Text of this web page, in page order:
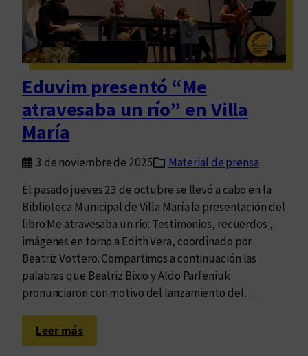
e
d
c
u
a
r
a
i
m
e
n
s
i
ó
n
q
u
Eduvim presentó “Me
atravesaba un río” en Villa
María
3 de noviembre de 2025
Material de prensa
El pasado jueves 23 de octubre se llevó a cabo en la
Biblioteca Municipal de Villa María la presentación del
libro Me atravesaba un río: Testimonios, recuerdos ,
imágenes en torno a Edith Vera, coordinado por
Beatriz Vottero. Compartimos a continuación las
palabras que Beatriz Bixio y Aldo Parfeniuk
pronunciaron con motivo del lanzamiento del…
Leer más:
E